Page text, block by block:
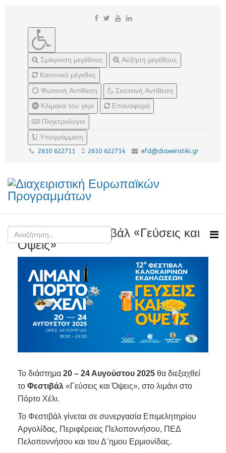
Σμίκρινση μεγέθους
Αύξηση μεγέθους
Κανονικό μέγεθος
Φωτεινή Αντίθεση
Σκοτεινή Αντίθεση
Κλίμακα του γκρί
Επαναφορά
Πληκτρολόγιο
Υπογράμμιση
2610 622711 2610 622714 efd@diaxeiristiki.gr
Η ΔΕΠ στο Φεστιβάλ «Γεύσεις και
Όψεις»
Το διάστημα 20 – 24 Αυγούστου 2025 θα διεξαχθεί
το Φεστιβάλ «Γεύσεις και Όψεις», στο λιμάνι στο
Πόρτο Χέλι.
Το Φεστιβάλ γίνεται σε συνεργασία Επιμελητηρίου
Αργολίδας, Περιφέρειας Πελοποννήσου, ΠΕΔ
Πελοποννήσου και του Δ¨ημου Ερμιονίδας.